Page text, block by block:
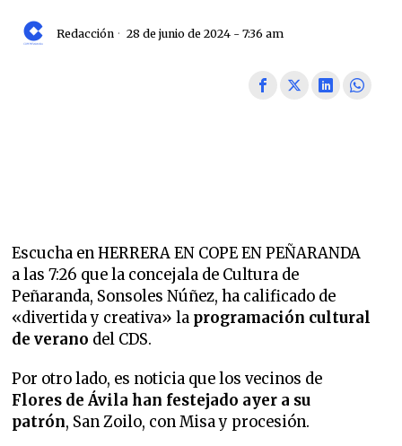
Redacción 28 de junio de 2024 - 7:36 am
Escucha en HERRERA EN COPE EN PEÑARANDA
a las 7:26 que la concejala de Cultura de
Peñaranda, Sonsoles Núñez, ha calificado de
«divertida y creativa» la programación cultural
de verano del CDS.
Por otro lado, es noticia que los vecinos de
Flores de Ávila han festejado ayer a su
patrón, San Zoilo, con Misa y procesión.